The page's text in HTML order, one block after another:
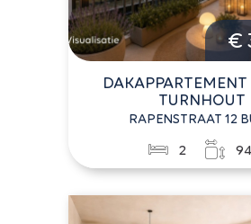
€
TURNHOUT
RAPENSTRAAT 12
2